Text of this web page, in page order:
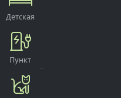
Детская
кроватка
Пункт
электронной
зарядки